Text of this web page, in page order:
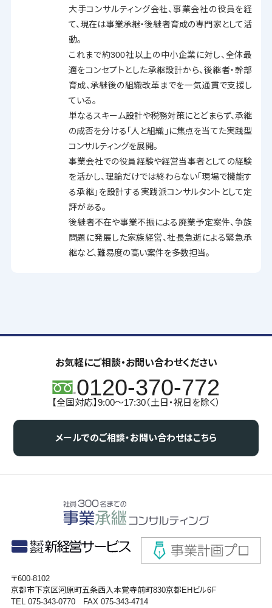
大手コンサルティング会社、事業会社の役員を経
て、現在は事業承継・後継者育成の専門家として活
動。
これまで約300社以上の中小企業に対し、全体最
適をコンセプトとした承継設計から、後継者・幹部
育成、承継後の組織改革までを一気通貫で支援し
ている。
単なるスキーム設計や税務対策にとどまらず、承継
の成否を分ける「人と組織」に焦点を当てた実践型
コンサルティングを展開。
事業会社での役員経験や経営当事者としての経験
を活かし、理論だけでは終わらない「現場で機能す
る承継」を設計する実践派コンサルタントとして定
評がある。
後継者不在や事業不振による廃業予定案件、争族
問題に発展した家族経営、社長急逝による緊急承
継など、難易度の高い案件を多数担当。
お気軽にご相談・お問い合わせください
0120-370-772
【全国対応】9:00～17:30（土日・祝日を除く）
メールでのご相談・お問い合わせはこちら
〒600-8102
京都市下京区河原町五条西入本覚寺前町830京都EHビル6Ｆ
TEL 075-343-0770 FAX 075-343-4714